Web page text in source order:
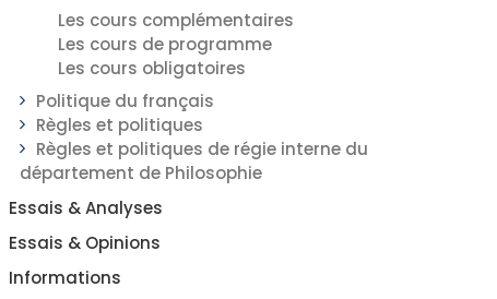
Les cours complémentaires
Les cours de programme
Les cours obligatoires
Politique du français
Règles et politiques
Règles et politiques de régie interne du
département de Philosophie
Essais & Analyses
Essais & Opinions
Informations